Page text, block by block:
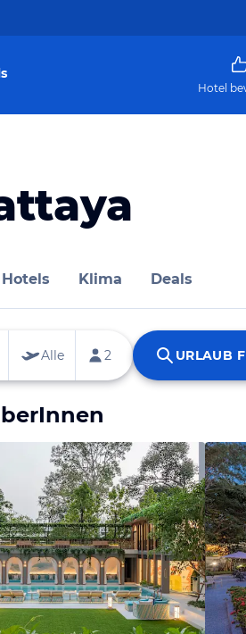
Hotel
Hotels Klima Deals